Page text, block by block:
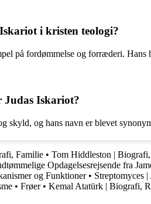
i kristen teologi?
på fordømmelse og forræderi.
Judas Iskariot?
skyld, og hans navn er blevet
Familie • Tom Hiddleston |
Opdagelsesrejsende fra
og Funktioner• Streptomyces
• Frøer• Kemal Atatürk | Biografi,